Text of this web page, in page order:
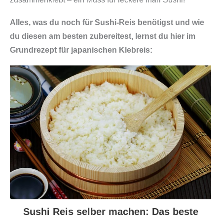
Alles, was du noch für Sushi-Reis benötigst und wie
du diesen am besten zubereitest, lernst du hier im
Grundrezept für japanischen Klebreis:
Sushi Reis selber machen: Das beste